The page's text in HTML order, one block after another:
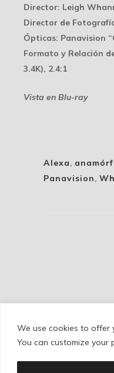
We use cookies to offer
You can customize your
Director: Leigh
Director de
Ópticas: Panavision
Formato y Relación
3.4K), 2.4:1
Vista en Blu-ray
Alexa,
Panavision,
Cookie Policy/